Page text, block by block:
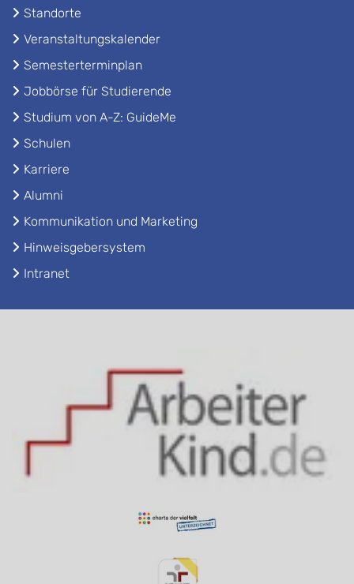
Standorte
Veranstaltungskalender
Semesterterminplan
Jobbörse für Studierende
Studium von A-Z: GuideMe
Schulen
Karriere
Alumni
Kommunikation und Marketing
Hinweisgebersystem
Intranet